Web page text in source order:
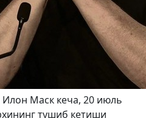
Маск кеча, 20 июль
тушиб кетиши